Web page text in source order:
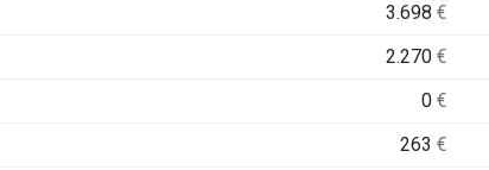
3.698€
2.270€
0€
263€